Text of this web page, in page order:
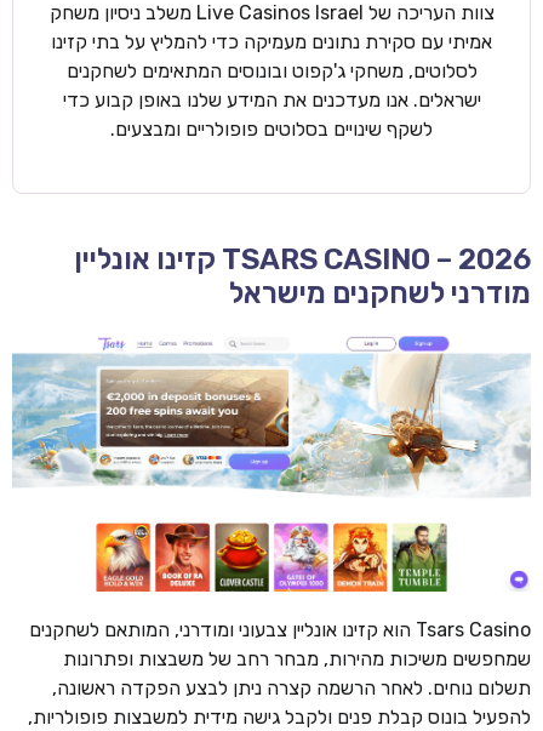
צוות העריכה של Live Casinos Israel משלב ניסיון משחק
אמיתי עם סקירת נתונים מעמיקה כדי להמליץ על בתי קזינו
לסלוטים, משחקי ג'קפוט ובונוסים המתאימים לשחקנים
ישראלים. אנו מעדכנים את המידע שלנו באופן קבוע כדי
לשקף שינויים בסלוטים פופולריים ומבצעים.
TSARS CASINO – 2026 קזינו אונליין
מודרני לשחקנים מישראל
Tsars Casino הוא קזינו אונליין צבעוני ומודרני, המותאם לשחקנים
שמחפשים משיכות מהירות, מבחר רחב של משבצות ופתרונות
תשלום נוחים. לאחר הרשמה קצרה ניתן לבצע הפקדה ראשונה,
להפעיל בונוס קבלת פנים ולקבל גישה מידית למשבצות פופולריות,